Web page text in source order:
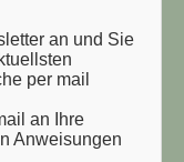
an und Sie
per mail
an Ihre
Anweisungen